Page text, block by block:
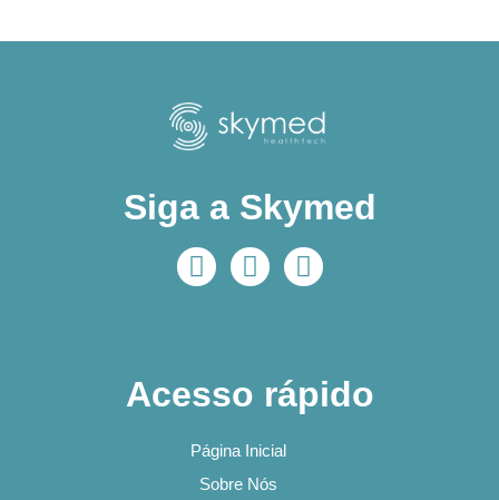
Siga a Skymed
Acesso rápido
Página Inicial
Sobre Nós